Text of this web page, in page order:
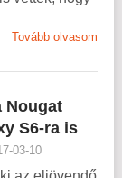
Tovább olvasom
Nougat
S6-ra is
03-10